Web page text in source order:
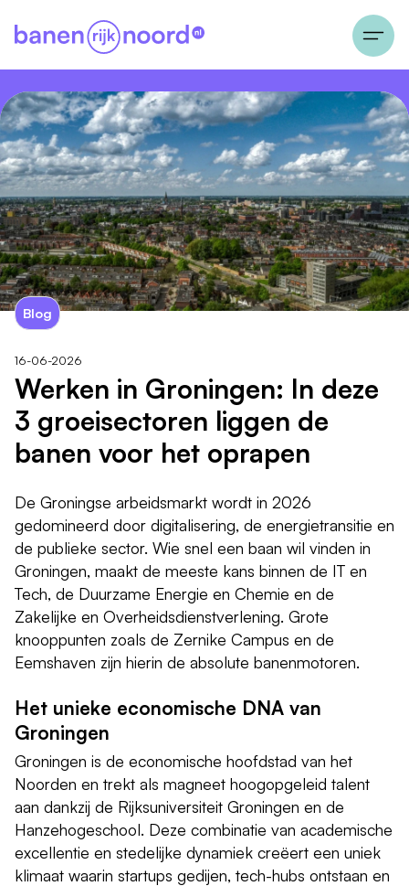
Blog
16-06-2026
Werken in Groningen: In deze
3 groeisectoren liggen de
banen voor het oprapen
De Groningse arbeidsmarkt wordt in 2026
gedomineerd door digitalisering, de energietransitie en
de publieke sector. Wie snel een baan wil vinden in
Groningen, maakt de meeste kans binnen de IT en
Tech, de Duurzame Energie en Chemie en de
Zakelijke en Overheidsdienstverlening. Grote
knooppunten zoals de Zernike Campus en de
Eemshaven zijn hierin de absolute banenmotoren.
Het unieke economische DNA van
Groningen
Groningen is de economische hoofdstad van het
Noorden en trekt als magneet hoogopgeleid talent
aan dankzij de Rijksuniversiteit Groningen en de
Hanzehogeschool. Deze combinatie van academische
excellentie en stedelijke dynamiek creëert een uniek
klimaat waarin startups gedijen, tech-hubs ontstaan en